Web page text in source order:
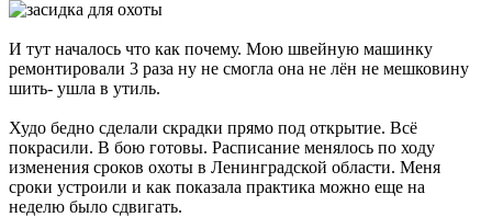
И тут началось что как почему. Мою швейную машинку
ремонтировали 3 раза ну не смогла она не лён не мешковину
шить- ушла в утиль.
Худо бедно сделали скрадки прямо под открытие. Всё
покрасили. В бою готовы. Расписание менялось по ходу
изменения сроков охоты в Ленинградской области. Меня
сроки устроили и как показала практика можно еще на
неделю было сдвигать.